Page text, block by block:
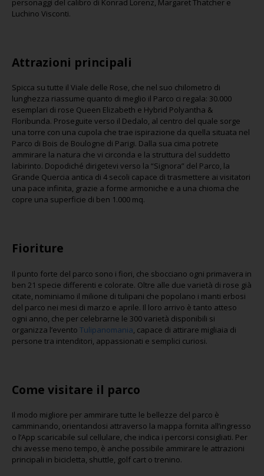
Luchino Visconti.
Attrazioni principali
Spicca su tutte il Viale delle Rose, che nel suo chilometro di
lunghezza riassume quanto di meglio il Parco ci regala: 30.000
esemplari di rose Queen Elizabeth e Hybrid Polyantha &
Floribunda. Proseguite verso il Dedalo, al centro del quale sorge
una torre con una cupola che trae ispirazione da quella situata nel
Parco di Bois de Boulogne di Parigi. Dalla sua cima potrete
ammirare la natura che vi circonda e la struttura del suddetto
labirinto. Dopodiché dirigetevi verso la “Signora” del Parco, la
Grande Quercia antica di 4 secoli capace di trasmettere ai visitatori
una pace infinita, grazie a forme armoniche e a una chioma che
copre una superficie di ben 1.000 mq.
Fioriture
Il punto forte del parco sono i fiori, che sbocciano ogni primavera in
ben 21 specie differenti e colorate. Oltre alle due varietà di rose già
citate, nominiamo il milione di tulipani che popolano i manti erbosi
del parco nei mesi di marzo e aprile. Il loro arrivo è tanto atteso
ogni anno, che per celebrarne le 300 varietà disponibili si
organizza l’evento Tulipanomania , capace di attirare migliaia di
persone tra intenditori, appassionati e semplici curiosi.
Come visitare il parco
Il modo migliore per ammirare tutte le bellezze del parco è
camminando, orientandosi attraverso la mappa fornita all’ingresso
o l’App scaricabile sul cellulare, che indica i percorsi consigliati. Per
chi avesse meno tempo, è anche possibile ammirare le attrazioni
principali in bicicletta, shuttle, golf cart o trenino.